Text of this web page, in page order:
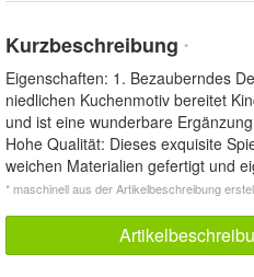
Kurzbeschreibung *
Eigenschaften: 1. Bezauberndes
niedlichen Kuchenmotiv bereitet
und ist eine wunderbare
Hohe Qualität: Dieses exquisite
weichen Materialien gefertigt und
* maschinell aus der Artikelbeschreibung